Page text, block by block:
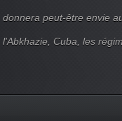
donnera peut-être envie
l'Abkhazie, Cuba, les